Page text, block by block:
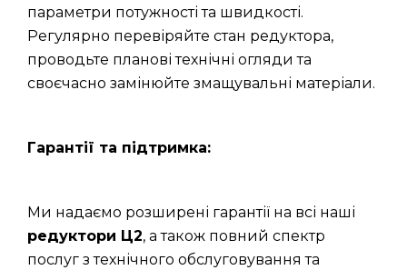
параметри потужності та швидкості.
Регулярно перевіряйте стан редуктора,
проводьте планові технічні огляди та
своєчасно замінюйте змащувальні матеріали.
Гарантії та підтримка:
Ми надаємо розширені гарантії на всі наші
редуктори Ц2, а також повний спектр
послуг з технічного обслуговування та